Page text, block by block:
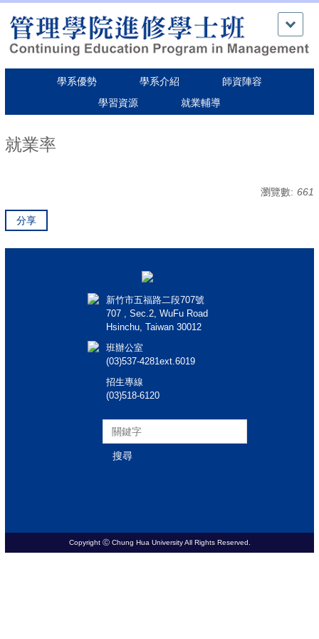
到
主
學系優勢 學系介紹
師資陣容
學習資源
就業輔導
就業率
瀏覽數: 661
分享
新竹市五福路二段707號
707 , Sec.2, WuFu Road
Hsinchu, Taiwan 30012
班辦公室
(03)537-4281ext.6019
招生專線
(03)518-6120
搜尋
Copyright Ⓒ Chung Hua University All Rights Reserved.